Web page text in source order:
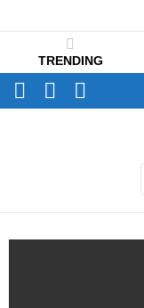
TRENDING
SWITCH
SKIN